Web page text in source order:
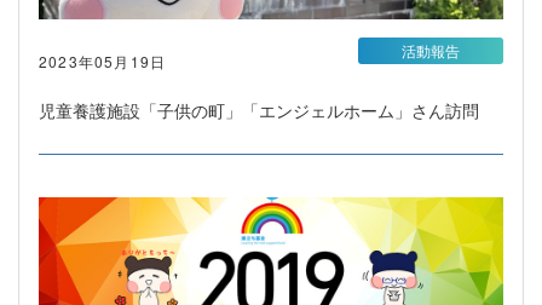
2023年05月19日
児童養護施設「子供の町」「エンジェルホーム」さん訪問
活動報告